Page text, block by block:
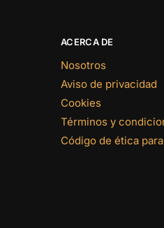
ACERCA DE
Nosotros
Aviso de privacidad
Cookies
Términos y
Código de ética